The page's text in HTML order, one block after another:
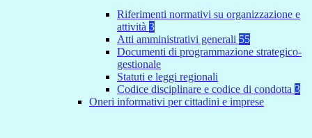
Riferimenti normativi su organizzazione e
attività 3
Atti amministrativi generali 55
Documenti di programmazione strategico-
gestionale
Statuti e leggi regionali
Codice disciplinare e codice di condotta 3
Oneri informativi per cittadini e imprese